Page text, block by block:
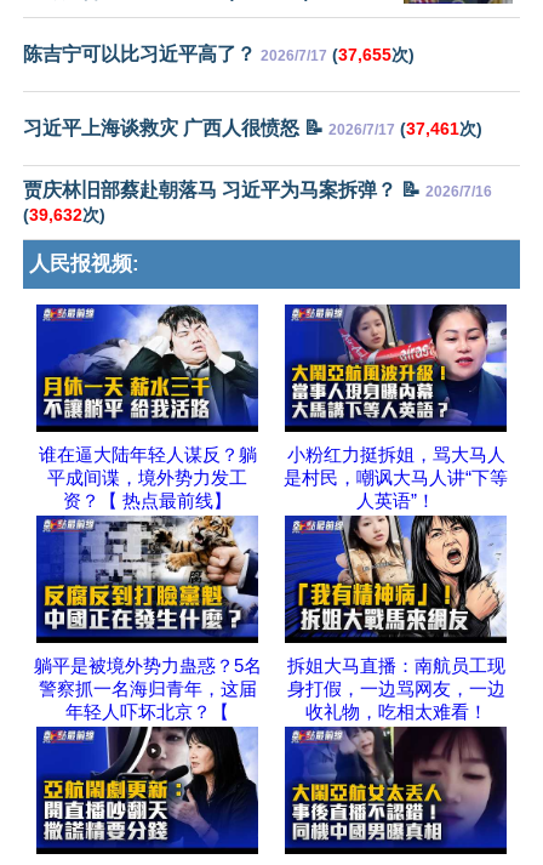
陈吉宁可以比习近平高了？ 2026/7/17 (37,655次)
习近平上海谈救灾 广西人很愤怒 📝 2026/7/17 (37,461次)
贾庆林旧部蔡赴朝落马 习近平为马案拆弹？ 📝 2026/7/16
(39,632次)
人民报视频:
谁在逼大陆年轻人谋反？躺
平成间谍，境外势力发工
资？【 热点最前线】
小粉红力挺拆姐，骂大马人
是村民，嘲讽大马人讲“下等
人英语”！
躺平是被境外势力蛊惑？5名
警察抓一名海归青年，这届
年轻人吓坏北京？【
拆姐大马直播：南航员工现
身打假，一边骂网友，一边
收礼物，吃相太难看！